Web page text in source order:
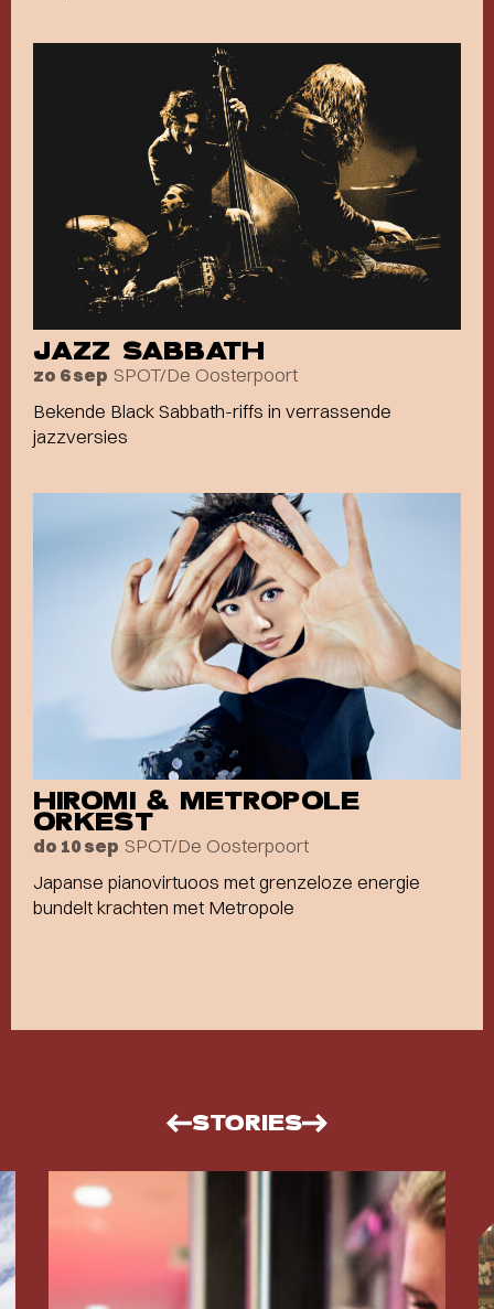
JAZZ SABBATH
zo 6 sep SPOT/De Oosterpoort
Bekende Black Sabbath-riffs in verrassende
jazzversies
HIROMI & METROPOLE
ORKEST
do 10 sep SPOT/De Oosterpoort
Japanse pianovirtuoos met grenzeloze energie
bundelt krachten met Metropole
STORIES